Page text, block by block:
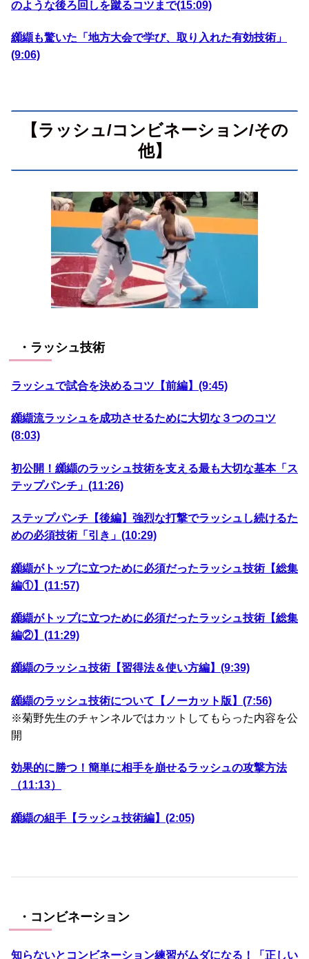
のような後ろ回しを蹴るコツまで(15:09)
纐纈も驚いた「地方大会で学び、取り入れた有効技術」
(9:06)
【ラッシュ/コンビネーション/その
他】
・ラッシュ技術
ラッシュで試合を決めるコツ【前編】(9:45)
纐纈流ラッシュを成功させるために大切な３つのコツ
(8:03)
初公開！纐纈のラッシュ技術を支える最も大切な基本「ス
テップパンチ」(11:26)
ステップパンチ【後編】強烈な打撃でラッシュし続けるた
めの必須技術「引き」(10:29)
纐纈がトップに立つために必須だったラッシュ技術【総集
編①】(11:57)
纐纈がトップに立つために必須だったラッシュ技術【総集
編②】(11:29)
纐纈のラッシュ技術【習得法＆使い方編】(9:39)
纐纈のラッシュ技術について【ノーカット版】(7:56)
※菊野先生のチャンネルではカットしてもらった内容を公
開
効果的に勝つ！簡単に相手を崩せるラッシュの攻撃方法
（11:13）
纐纈の組手【ラッシュ技術編】(2:05)
・コンビネーション
知らないとコンビネーション練習がムダになる！「正しい